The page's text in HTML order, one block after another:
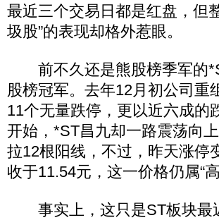
最近三个交易日都是红盘，但
圾股”的表现却格外惹眼。
前不久还是熊股榜季军的
股榜冠军。去年12月初公司重
11个无量跌停，更以近六成的
开始，*ST昌九却一路震荡向
拉12根阳线，不过，昨天涨停
收于11.54元，这一价格仍属“高
事实上，这只是ST板块最